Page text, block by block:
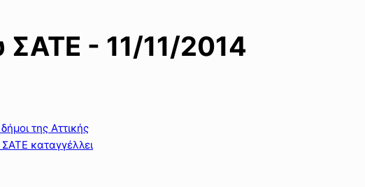
ΣΑΤΕ - 11/11/2014
της Αττικής
καταγγέλλει